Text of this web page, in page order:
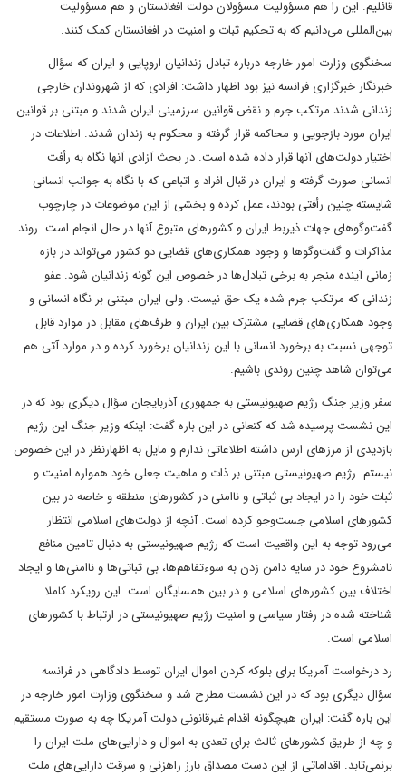
قائلیم. این را هم مسؤولیت مسؤولان دولت افغانستان و هم مسؤولیت
بین‌المللی می‌دانیم که به تحکیم ثبات و امنیت در افغانستان کمک کنند.
سخنگوی وزارت امور خارجه درباره تبادل زندانیان اروپایی و ایران که سؤال
خبرنگار خبرگزاری فرانسه نیز بود اظهار داشت: افرادی که از شهروندان خارجی
زندانی شدند مرتکب جرم و نقض قوانین سرزمینی ایران شدند و مبتنی بر قوانین
ایران مورد بازجویی و محاکمه قرار گرفته و محکوم به زندان شدند. اطلاعات در
اختیار دولت‌های آنها قرار داده شده است. در بحث آزادی آنها نگاه به رأفت
انسانی صورت گرفته و ایران در قبال افراد و اتباعی که با نگاه به جوانب انسانی
شایسته چنین رأفتی بودند، عمل کرده و بخشی از این موضوعات در چارچوب
گفت‌وگوهای جهات ذیربط ایران و کشورهای متبوع آنها در حال انجام است. روند
مذاکرات و گفت‌وگوها و وجود همکاری‌های قضایی دو کشور می‌تواند در بازه
زمانی آینده منجر به برخی تبادل‌ها در خصوص این گونه زندانیان شود. عفو
زندانی که مرتکب جرم شده یک حق نیست، ولی ایران مبتنی بر نگاه انسانی و
وجود همکاری‌های قضایی مشترک بین ایران و طرف‌های مقابل در موارد قابل
توجهی نسبت به برخورد انسانی با این زندانیان برخورد کرده و در موارد آتی هم
می‌توان شاهد چنین روندی باشیم.
سفر وزیر جنگ رژیم صهیونیستی به جمهوری آذربایجان سؤال دیگری بود که در
این نشست پرسیده شد که کنعانی در این باره گفت: اینکه وزیر جنگ این رژیم
بازدیدی از مرزهای ارس داشته اطلاعاتی ندارم و مایل به اظهارنظر در این خصوص
نیستم. رژیم صهیونیستی مبتنی بر ذات و ماهیت جعلی خود همواره امنیت و
ثبات خود را در ایجاد بی ثباتی و ناامنی در کشورهای منطقه و خاصه در بین
کشورهای اسلامی جست‌وجو کرده است. آنچه از دولت‌های اسلامی انتظار
می‌رود توجه به این واقعیت است که رژیم صهیونیستی به دنبال تامین منافع
نامشروع خود در سایه دامن زدن به سوءتفاهم‌ها، بی ثباتی‌ها و ناامنی‌ها و ایجاد
اختلاف بین کشورهای اسلامی و در بین همسایگان است. این رویکرد کاملا
شناخته شده در رفتار سیاسی و امنیت رژیم صهیونیستی در ارتباط با کشورهای
اسلامی است.
رد درخواست آمریکا برای بلوکه کردن اموال ایران توسط دادگاهی در فرانسه
سؤال دیگری بود که در این نشست مطرح شد و سخنگوی وزارت امور خارجه در
این باره گفت: ایران هیچگونه اقدام غیرقانونی دولت آمریکا چه به صورت مستقیم
و چه از طریق کشورهای ثالث برای تعدی به اموال و دارایی‌‌های ملت ایران را
برنمی‌تابد. اقداماتی از این دست مصداق بارز راهزنی و سرقت دارایی‌های ملت